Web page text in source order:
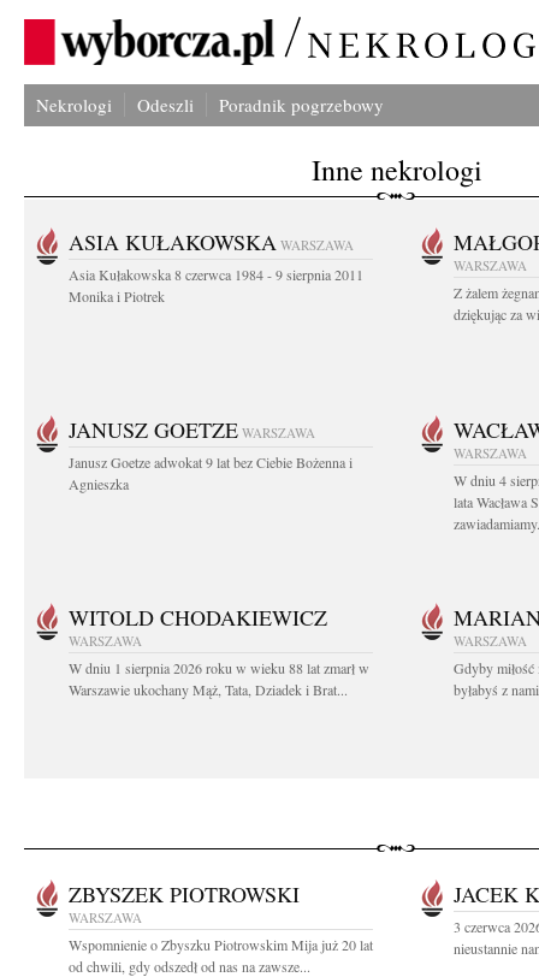
Nekrologi Odeszli Poradnik pogrzebowy
Inne nekrologi
ASIA KUŁAKOWSKA WARSZAWA
Asia Kułakowska 8 czerwca 1984 - 9 sierpnia 2011
Monika i Piotrek
WARSZAWA
Z żalem
dziękując za
JANUSZ GOETZE WARSZAWA
Janusz Goetze adwokat 9 lat bez Ciebie Bożenna i
Agnieszka
WARSZAWA
W dniu 4
lata Wacława
WITOLD CHODAKIEWICZ
WARSZAWA
W dniu 1 sierpnia 2026 roku w wieku 88 lat zmarł w
Warszawie ukochany Mąż, Tata, Dziadek i Brat...
WARSZAWA
Gdyby miłość
byłabyś z
ZBYSZEK PIOTROWSKI
WARSZAWA
Wspomnienie o Zbyszku Piotrowskim Mija już 20 lat
od chwili, gdy odszedł od nas na zawsze...
JACEK
3 czerwca
nieustannie